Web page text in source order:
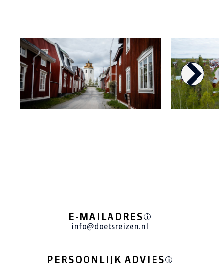
E-MAILADRES i
info@doetsreizen.nl
PERSOONLIJK ADVIES i